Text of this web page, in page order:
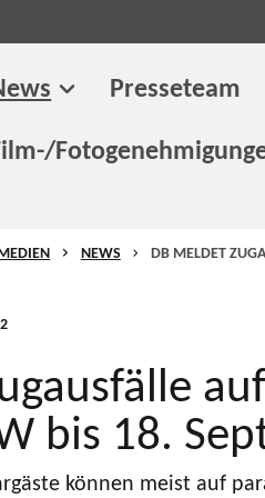
Presseteam
NEWS DB MELDET
bis 18.
können meist auf